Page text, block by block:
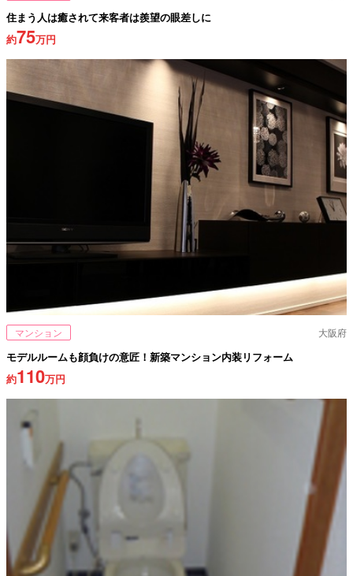
住まう人は癒されて来客者は羨望の眼差しに
約75万円
マンション 大阪府
モデルルームも顔負けの意匠！新築マンション内装リフォーム
約110万円